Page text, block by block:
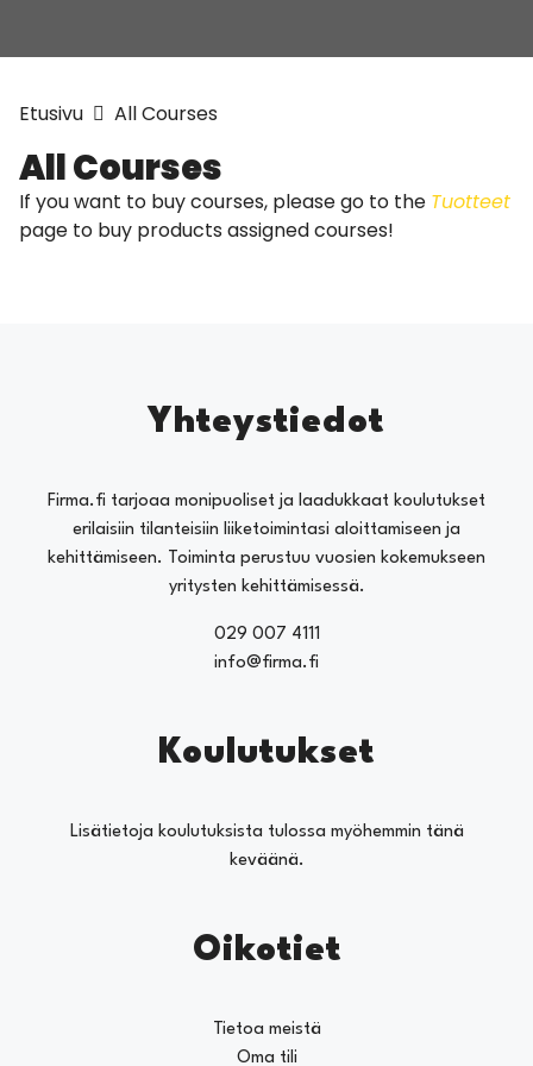
Etusivu All Courses
All Courses
If you want to buy courses, please go to the Tuotteet
page to buy products assigned courses!
Yhteystiedot
Firma.fi tarjoaa monipuoliset ja laadukkaat koulutukset
erilaisiin tilanteisiin liiketoimintasi aloittamiseen ja
kehittämiseen. Toiminta perustuu vuosien kokemukseen
yritysten kehittämisessä.
029 007 4111
info@firma.fi
Koulutukset
Lisätietoja koulutuksista tulossa myöhemmin tänä
keväänä.
Oikotiet
Tietoa meistä
Oma tili